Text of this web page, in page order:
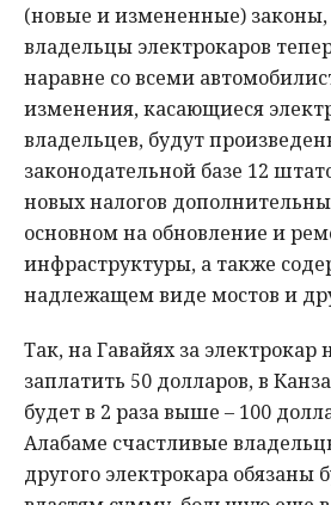
(новые и измененные) законы,
владельцы электрокаров
наравне со всеми
изменения, касающиеся
владельцев, будут
законодательной базе 12
новых налогов
основном на обновление и
инфраструктуры, а также
надлежащем виде мостов и
Так, на Гавайях за электрокар
заплатить 50 долларов, в
будет в 2 раза выше – 100
Алабаме счастливые
другого электрокара обязаны